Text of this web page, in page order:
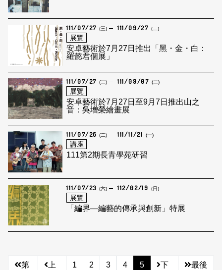
111/07/27 (三) 111/09/27 (二)
展覽
安卓藝術於7月27日推出「黑・金・白：
羅懿君個展」
111/07/27 (三) 111/09/07 (三)
展覽
安卓藝術於7月27日至9月7日推出山之
音：吳增榮繪畫展
111/07/26 (二) 111/11/21 (一)
講座
111第2期長青學苑研習
111/07/23 (六) 112/02/19 (日)
展覽
「編界—編藝的傳承與創新」特展
第
上
1 2 3 4 5
下
最後